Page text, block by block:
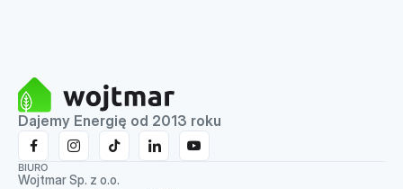
Dajemy Energię od 2013 roku
BIURO
Wojtmar Sp. z o.o.